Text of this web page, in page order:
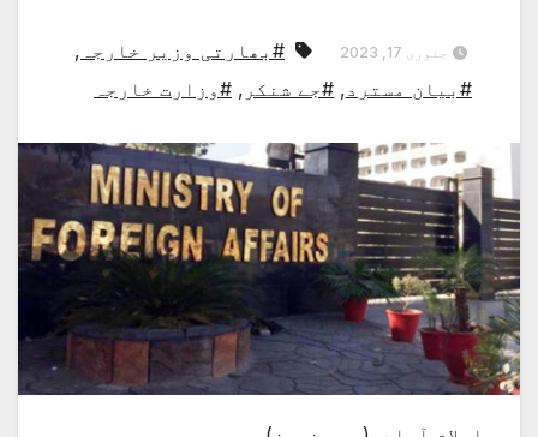
جنوری 17, 2023 #بھارتی وزیر خارجہ ,
#بیان مسترد, #جے شنکر , #وزارت خارجہ